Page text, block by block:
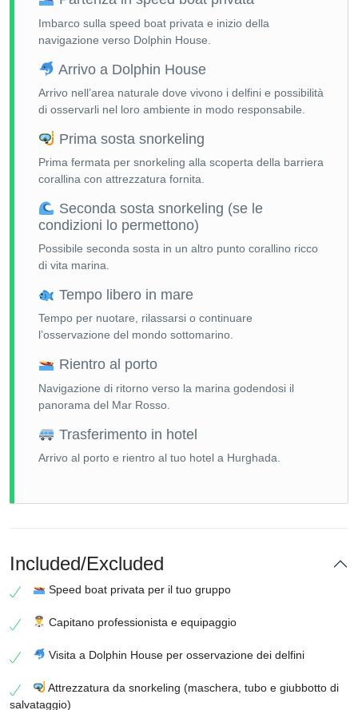
Imbarco sulla speed boat privata e inizio della
navigazione verso Dolphin House.
Arrivo a Dolphin House
Arrivo nell’area naturale dove vivono i delfini e possibilità
di osservarli nel loro ambiente in modo responsabile.
Prima sosta snorkeling
Prima fermata per snorkeling alla scoperta della barriera
corallina con attrezzatura fornita.
Seconda sosta snorkeling (se le
condizioni lo permettono)
Possibile seconda sosta in un altro punto corallino ricco
di vita marina.
Tempo libero in mare
Tempo per nuotare, rilassarsi o continuare
l’osservazione del mondo sottomarino.
Rientro al porto
Navigazione di ritorno verso la marina godendosi il
panorama del Mar Rosso.
Trasferimento in hotel
Arrivo al porto e rientro al tuo hotel a Hurghada.
Included/Excluded
Speed boat privata per il tuo gruppo
Capitano professionista e equipaggio
Visita a Dolphin House per osservazione dei delfini
Attrezzatura da snorkeling (maschera, tubo e giubbotto di
salvataggio)